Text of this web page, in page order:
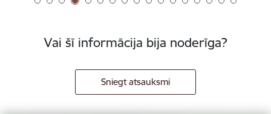
Vai šī informācija bija noderīga?
Sniegt atsauksmi